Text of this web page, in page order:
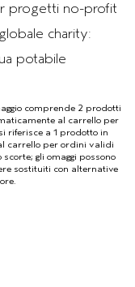
progetti no-profit
charity:
potabile
comprende 2 prodotti
al carrello per
riferisce a 1 prodotto in
carrello per ordini validi
gli omaggi possono
sostituiti con alternative